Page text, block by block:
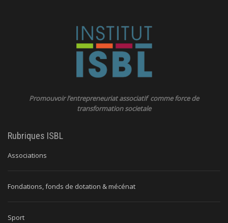
Promouvoir l’entrepreneuriat associatif comme force de
transformation societale
Rubriques ISBL
Associations
Fondations, fonds de dotation & mécénat
Sport